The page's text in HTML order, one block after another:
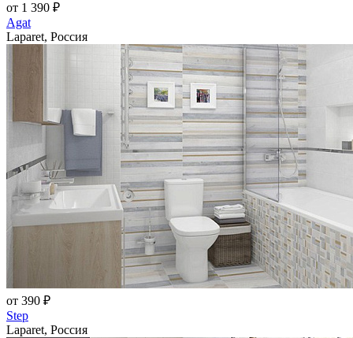
от 1 390 ₽
Agat
Laparet, Россия
от 390 ₽
Step
Laparet, Россия